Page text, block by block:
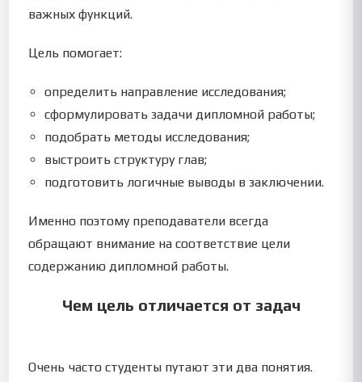
важных функций.
Цель помогает:
определить направление исследования;
сформулировать задачи дипломной работы;
подобрать методы исследования;
выстроить структуру глав;
подготовить логичные выводы в заключении.
Именно поэтому преподаватели всегда
обращают внимание на соответствие цели
содержанию дипломной работы.
Чем цель отличается от задач
Очень часто студенты путают эти два понятия.